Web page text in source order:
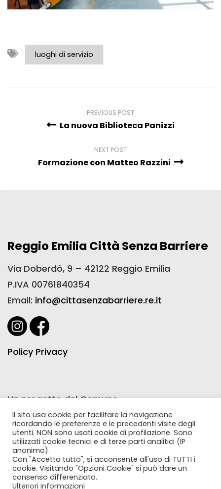
luoghi di servizio
PREVIOUS POST
La nuova Biblioteca Panizzi
NEXT POST
Formazione con Matteo Razzini
Reggio Emilia Città Senza Barriere
Via Doberdò, 9 – 42122 Reggio Emilia
P.IVA 00761840354
Email: info@cittasenzabarriere.re.it
Policy Privacy
Un progetto del Comune
di Reggio Emilia realizzato
con la collaborazione
di Farmacie Comunali Riunite
Il sito usa cookie per facilitare la navigazione
ricordando le preferenze e le precedenti visite degli
utenti. NON sono usati cookie di profilazione. Sono
utilizzati cookie tecnici e di terze parti analitici (IP
anonimo).
Con "Accetta tutto", si acconsente all'uso di TUTTI i
cookie. Visitando "Opzioni Cookie" si può dare un
consenso differenziato.
Ulteriori informazioni